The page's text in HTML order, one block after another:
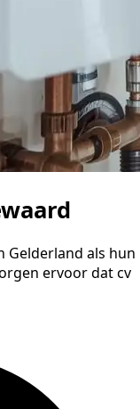
Gelderland als hun
ervoor dat cv